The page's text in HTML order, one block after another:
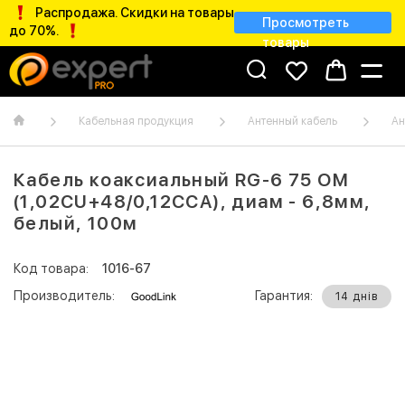
Распродажа. Скидки на товары
до 70%.
Просмотреть
товары
Кабельная продукция Антенный кабель
Кабель коаксиальный RG-6 75 ОМ
(1,02CU+48/0,12CCA), диам - 6,8мм,
белый, 100м
Код товара:
1016-67
Производитель:
Гарантия: 14 днів